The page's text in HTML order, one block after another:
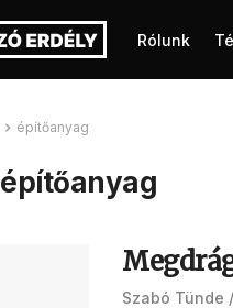
Rólunk
építőanyag
építőanyag
Szabó Tünde